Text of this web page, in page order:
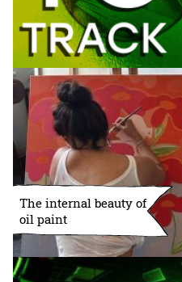
The internal beauty of
oil paint